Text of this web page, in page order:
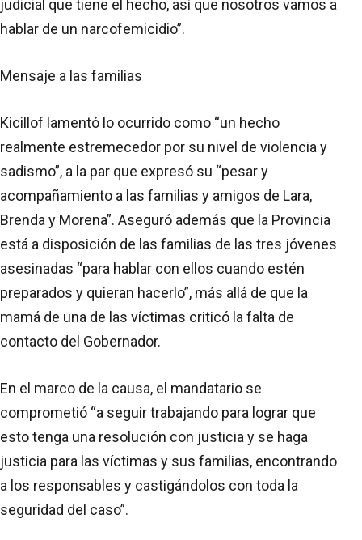
judicial que tiene el hecho, así que nosotros vamos a
hablar de un narcofemicidio”.
Mensaje a las familias
Kicillof lamentó lo ocurrido como “un hecho
realmente estremecedor por su nivel de violencia y
sadismo”, a la par que expresó su “pesar y
acompañamiento a las familias y amigos de Lara,
Brenda y Morena”. Aseguró además que la Provincia
está a disposición de las familias de las tres jóvenes
asesinadas “para hablar con ellos cuando estén
preparados y quieran hacerlo”, más allá de que la
mamá de una de las víctimas criticó la falta de
contacto del Gobernador.
En el marco de la causa, el mandatario se
comprometió “a seguir trabajando para lograr que
esto tenga una resolución con justicia y se haga
justicia para las víctimas y sus familias, encontrando
a los responsables y castigándolos con toda la
seguridad del caso”.